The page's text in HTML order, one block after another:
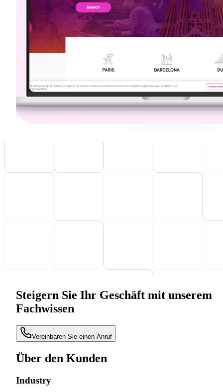
Steigern Sie Ihr Geschäft mit unserem
Fachwissen
Vereinbaren Sie einen Anruf
Über den Kunden
Industry